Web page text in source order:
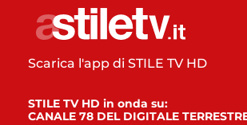
Scarica l'app di STILE TV HD
STILE TV HD in onda su:
CANALE 78 DEL DIGITALE